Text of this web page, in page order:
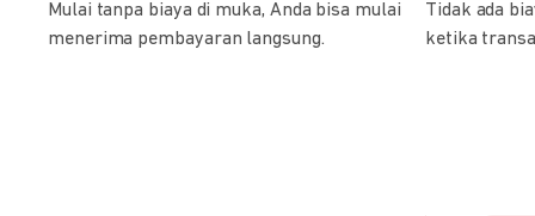
Mulai tanpa biaya di muka, Anda bisa mulai
menerima pembayaran langsung.
Tidak ada
ketika